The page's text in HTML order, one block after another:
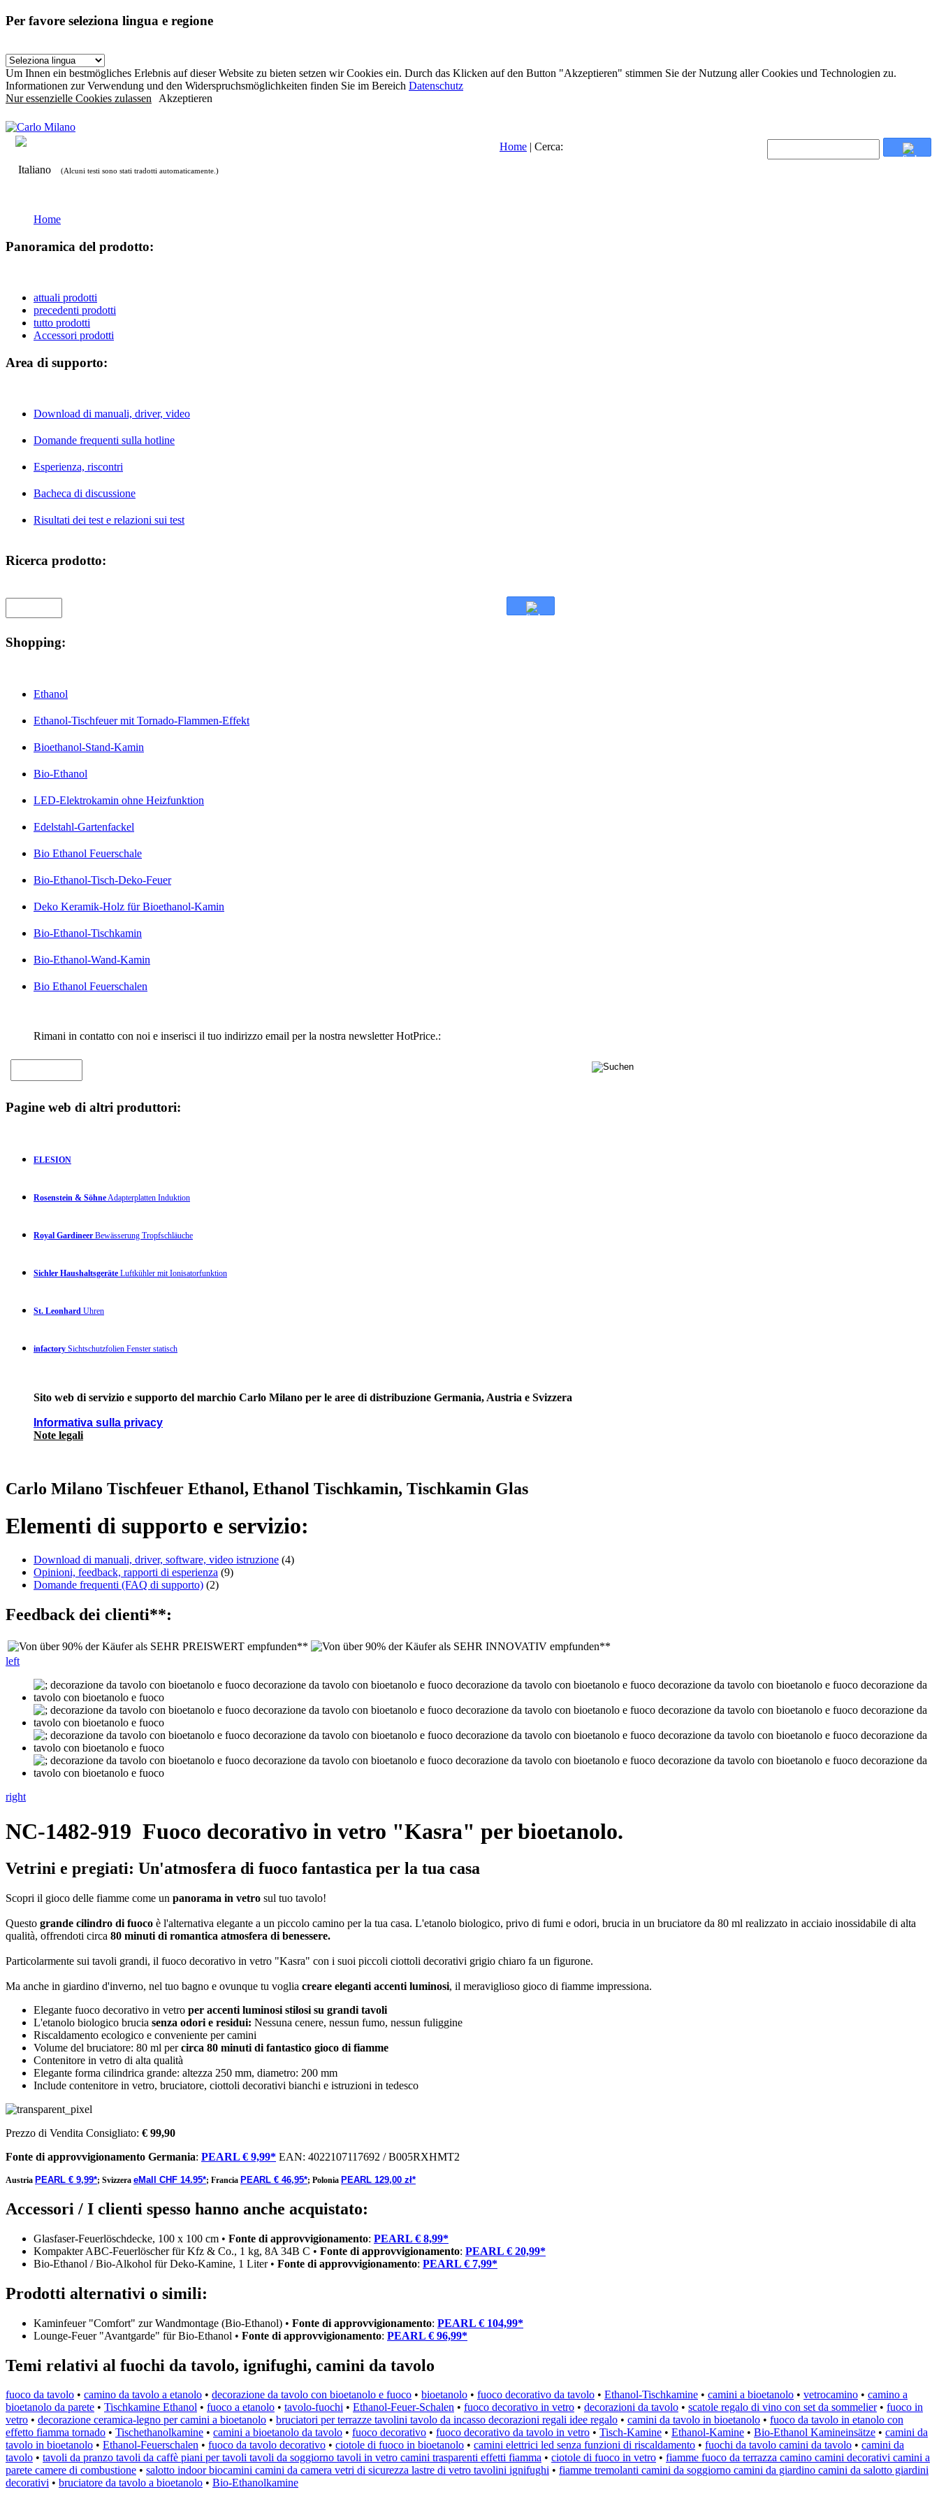
Per favore seleziona lingua e regione
Um Ihnen ein bestmögliches Erlebnis auf dieser Website zu bieten setzen wir Cookies ein. Durch das Klicken auf den Button "Akzeptieren" stimmen Sie der Nutzung aller Cookies und Technologien zu.
Informationen zur Verwendung und den Widerspruchsmöglichkeiten finden Sie im Bereich Datenschutz
Nur essenzielle Cookies zulassen Akzeptieren
Italiano (Alcuni testi sono stati tradotti automaticamente.)
Home | Cerca:
Home
Panoramica del prodotto:
attuali prodotti
precedenti prodotti
tutto prodotti
Accessori prodotti
Area di supporto:
Download di manuali, driver, video
Domande frequenti sulla hotline
Esperienza, riscontri
Bacheca di discussione
Risultati dei test e relazioni sui test
Ricerca prodotto:
Shopping:
Ethanol
Ethanol-Tischfeuer mit Tornado-Flammen-Effekt
Bioethanol-Stand-Kamin
Bio-Ethanol
LED-Elektrokamin ohne Heizfunktion
Edelstahl-Gartenfackel
Bio Ethanol Feuerschale
Bio-Ethanol-Tisch-Deko-Feuer
Deko Keramik-Holz für Bioethanol-Kamin
Bio-Ethanol-Tischkamin
Bio-Ethanol-Wand-Kamin
Bio Ethanol Feuerschalen
Rimani in contatto con noi e inserisci il tuo indirizzo email per la nostra newsletter HotPrice.:
Pagine web di altri produttori:
ELESION
Rosenstein & Söhne Adapterplatten Induktion
Royal Gardineer Bewässerung Tropfschläuche
Sichler Haushaltsgeräte Luftkühler mit Ionisatorfunktion
St. Leonhard Uhren
infactory Sichtschutzfolien Fenster statisch
Sito web di servizio e supporto del marchio Carlo Milano per le aree di distribuzione Germania, Austria e Svizzera
Informativa sulla privacy
Note legali
Carlo Milano Tischfeuer Ethanol, Ethanol Tischkamin, Tischkamin Glas
Elementi di supporto e servizio:
Download di manuali, driver, software, video istruzione (4)
Opinioni, feedback, rapporti di esperienza (9)
Domande frequenti (FAQ di supporto) (2)
Feedback dei clienti**:
left
right
NC-1482-919 Fuoco decorativo in vetro "Kasra" per bioetanolo.
Vetrini e pregiati: Un'atmosfera di fuoco fantastica per la tua casa
Scopri il gioco delle fiamme come un panorama in vetro sul tuo tavolo!
Questo grande cilindro di fuoco è l'alternativa elegante a un piccolo camino per la tua casa. L'etanolo biologico, privo di fumi e odori, brucia in un bruciatore da 80 ml realizzato in acciaio inossidabile di alta
qualità, offrendoti circa 80 minuti di romantica atmosfera di benessere.
Particolarmente sui tavoli grandi, il fuoco decorativo in vetro "Kasra" con i suoi piccoli ciottoli decorativi grigio chiaro fa un figurone.
Ma anche in giardino d'inverno, nel tuo bagno e ovunque tu voglia creare eleganti accenti luminosi, il meraviglioso gioco di fiamme impressiona.
Elegante fuoco decorativo in vetro per accenti luminosi stilosi su grandi tavoli
L'etanolo biologico brucia senza odori e residui: Nessuna cenere, nessun fumo, nessun fuliggine
Riscaldamento ecologico e conveniente per camini
Volume del bruciatore: 80 ml percirca 80 minuti di fantastico gioco di fiamme
Contenitore in vetro di alta qualità
Elegante forma cilindrica grande: altezza 250 mm, diametro: 200 mm
Include contenitore in vetro, bruciatore, ciottoli decorativi bianchi e istruzioni in tedesco
Prezzo di Vendita Consigliato: € 99,90
Fonte di approvvigionamento Germania: PEARL € 9,99* EAN: 4022107117692 / B005RXHMT2
Austria PEARL € 9,99*; Svizzera eMall CHF 14.95*; Francia PEARL € 46,95*; Polonia PEARL 129,00 zł*
Accessori / I clienti spesso hanno anche acquistato:
Glasfaser-Feuerlöschdecke, 100 x 100 cm • Fonte di approvvigionamento: PEARL € 8,99*
Kompakter ABC-Feuerlöscher für Kfz & Co., 1 kg, 8A 34B C • Fonte di approvvigionamento: PEARL € 20,99*
Bio-Ethanol / Bio-Alkohol für Deko-Kamine, 1 Liter • Fonte di approvvigionamento: PEARL € 7,99*
Prodotti alternativi o simili:
Kaminfeuer "Comfort" zur Wandmontage (Bio-Ethanol) • Fonte di approvvigionamento: PEARL € 104,99*
Lounge-Feuer "Avantgarde" für Bio-Ethanol • Fonte di approvvigionamento: PEARL € 96,99*
Temi relativi al fuochi da tavolo, ignifughi, camini da tavolo
fuoco da tavolo • camino da tavolo a etanolo • decorazione da tavolo con bioetanolo e fuoco • bioetanolo • fuoco decorativo da tavolo • Ethanol-Tischkamine • camini a bioetanolo • vetrocamino • camino a
bioetanolo da parete • Tischkamine Ethanol • fuoco a etanolo • tavolo-fuochi • Ethanol-Feuer-Schalen • fuoco decorativo in vetro • decorazioni da tavolo • scatole regalo di vino con set da sommelier• fuoco in
vetro • decorazione ceramica-legno per camini a bioetanolo • bruciatori per terrazze tavolini tavolo da incasso decorazioni regali idee regalo • camini da tavolo in bioetanolo • fuoco da tavolo in etanolo con
effetto fiamma tornado • Tischethanolkamine • camini a bioetanolo da tavolo • fuoco decorativo • fuoco decorativo da tavolo in vetro • Tisch-Kamine • Ethanol-Kamine • Bio-Ethanol Kamineinsätze • camini da
tavolo in bioetanolo • Ethanol-Feuerschalen • fuoco da tavolo decorativo • ciotole di fuoco in bioetanolo • camini elettrici led senza funzioni di riscaldamento • fuochi da tavolo camini da tavolo • camini da
tavolo • tavoli da pranzo tavoli da caffè piani per tavoli tavoli da soggiorno tavoli in vetro camini trasparenti effetti fiamma • ciotole di fuoco in vetro • fiamme fuoco da terrazza camino camini decorativi camini a
parete camere di combustione • salotto indoor biocamini camini da camera vetri di sicurezza lastre di vetro tavolini ignifughi • fiamme tremolanti camini da soggiorno camini da giardino camini da salotto giardini
decorativi • bruciatore da tavolo a bioetanolo • Bio-Ethanolkamine